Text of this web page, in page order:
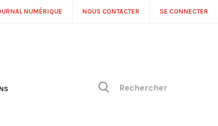
NUMÉRIQUE NOUS CONTACTER SE CONNECTER